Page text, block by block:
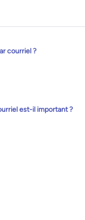
courriel ?
est-il important ?